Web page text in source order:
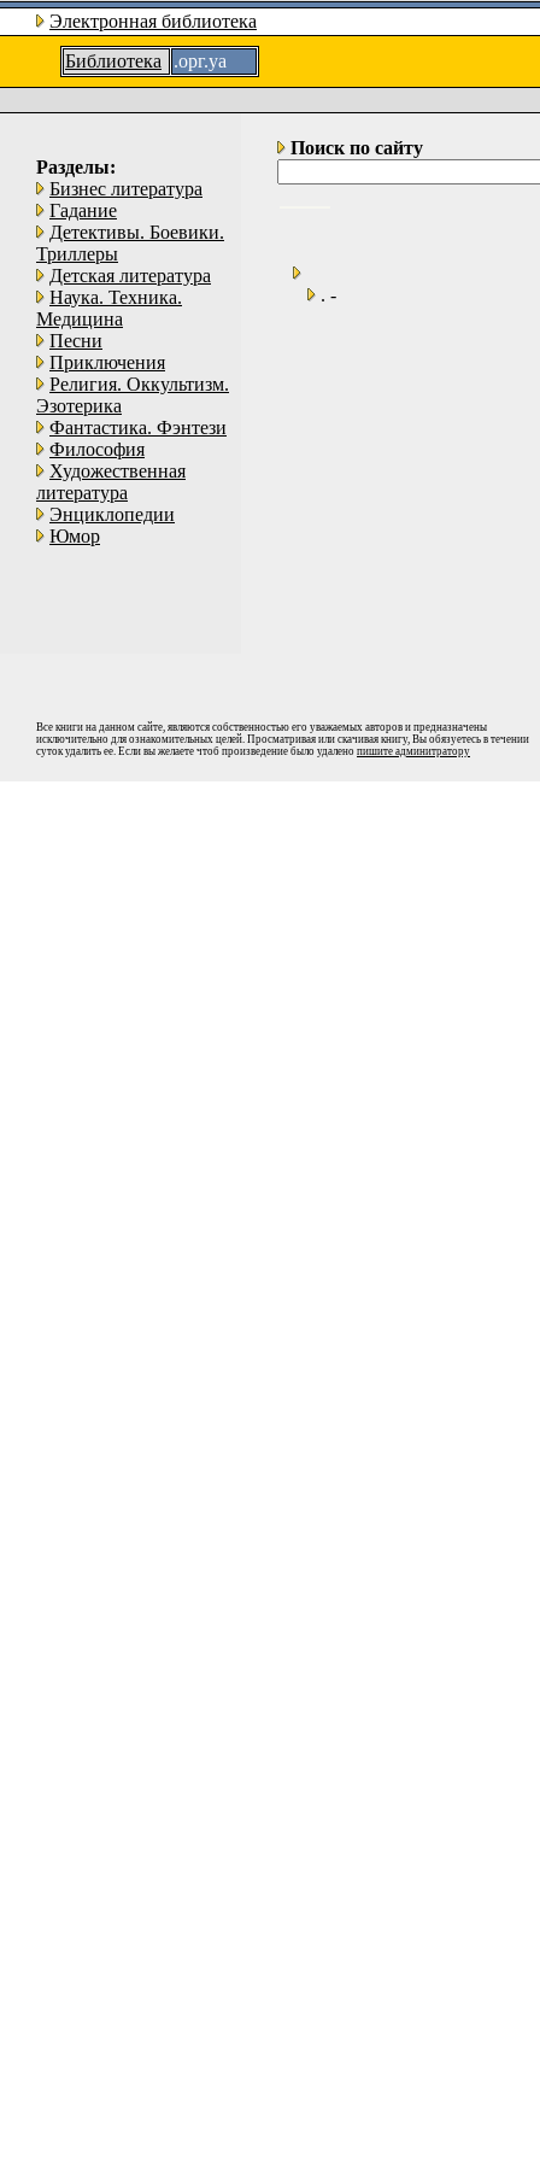
Электронная библиотека
Библиотека
.орг.уа
Разделы:
Бизнес литература
Гадание
Детективы. Боевики.
Триллеры
Детская литература
Наука. Техника.
Медицина
Песни
Приключения
Религия. Оккультизм.
Эзотерика
Фантастика. Фэнтези
Философия
Художественная
литература
Энциклопедии
Юмор
Поиск по сайту
. -
Все книги на данном сайте, являются собственностью его уважаемых авторов и предназначены
исключительно для ознакомительных целей. Просматривая или скачивая книгу, Вы обязуетесь в течении
суток удалить ее. Если вы желаете чтоб произведение было удалено пишите админитратору